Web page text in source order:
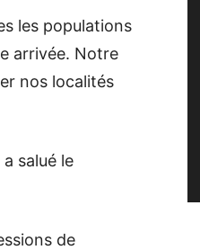
les populations
arrivée. Notre
nos localités
salué le
de